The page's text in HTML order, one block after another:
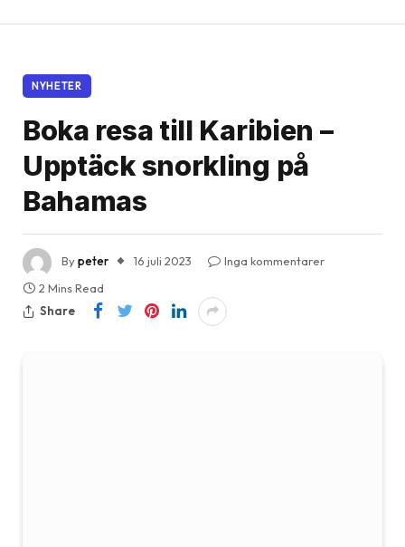
NYHETER
Boka resa till Karibien –
Upptäck snorkling på
Bahamas
Bypeter 16 juli 2023
Inga kommentarer
2 Mins Read
Share